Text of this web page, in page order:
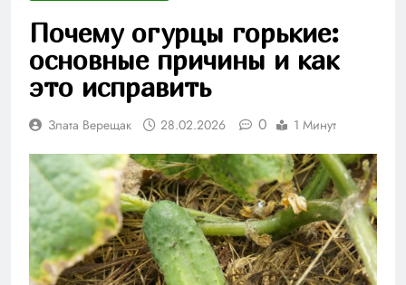
Почему огурцы горькие:
основные причины и как
это исправить
Злата Верещак 28.02.2026 0 1 Минут